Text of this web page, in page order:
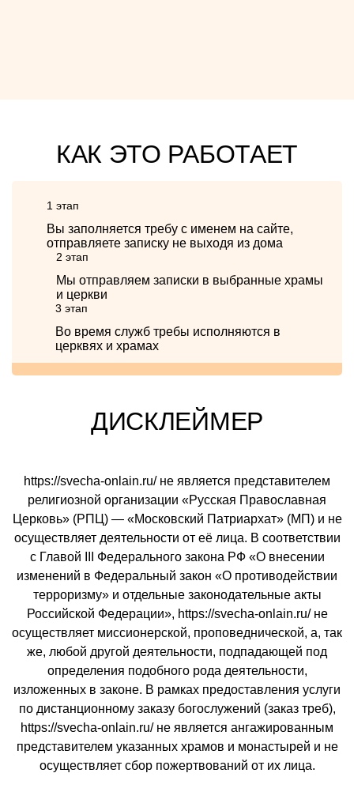
КАК ЭТО РАБОТАЕТ
1 этап
Вы заполняется требу с именем на сайте,
отправляете записку не выходя из дома
2 этап
Мы отправляем записки в выбранные храмы
и церкви
3 этап
Во время служб требы исполняются в
церквях и храмах
ДИСКЛЕЙМЕР
https://svecha-onlain.ru/ не является представителем
религиозной организации «Русская Православная
Церковь» (РПЦ) — «Московский Патриархат» (МП) и не
осуществляет деятельности от её лица. В соответствии
с Главой III Федерального закона РФ «О внесении
изменений в Федеральный закон «О противодействии
терроризму» и отдельные законодательные акты
Российской Федерации», https://svecha-onlain.ru/ не
осуществляет миссионерской, проповеднической, а, так
же, любой другой деятельности, подпадающей под
определения подобного рода деятельности,
изложенных в законе. В рамках предоставления услуги
по дистанционному заказу богослужений (заказ треб),
https://svecha-onlain.ru/ не является ангажированным
представителем указанных храмов и монастырей и не
осуществляет сбор пожертвований от их лица.